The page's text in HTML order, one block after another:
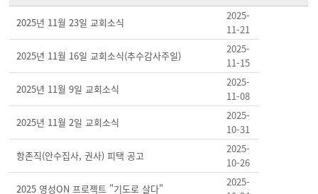
2025년 11월 23일 교회소식
2025-
11-21
2025년 11월 16일 교회소식(추수감사주일)
2025-
11-15
2025년 11월 9일 교회소식
2025-
11-08
2025년 11월 2일 교회소식
2025-
10-31
항존직(안수집사, 권사) 피택 공고
2025-
10-26
2025 영성ON 프로젝트 "기도로 살다"
2025-